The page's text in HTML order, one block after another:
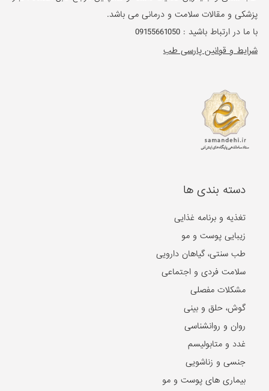
پزشکی و مقالات سلامت و درمانی می باشد.
با ما در ارتباط باشید :09155661050
شرایط و قوانین پارسی طب
دسته بندی ها
تغذیه و برنامه غذایی
زیبایی پوست و مو
طب سنتی، گیاهان دارویی
سلامت فردی و اجتماعی
مشکلات مفصلی
گوش، حلق و بینی
روان و روانشناسی
غدد و متابولیسم
جنسی و زناشویی
بیماری های پوست و مو